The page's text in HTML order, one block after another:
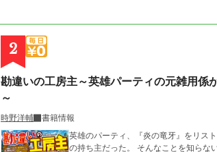
2
勘違いの工房主～英雄パーティの元雑用係
～
時野洋輔
書籍情報
英雄のパーティ、『炎の竜牙』をリス
の持ち主だった。 そんなことを知らな